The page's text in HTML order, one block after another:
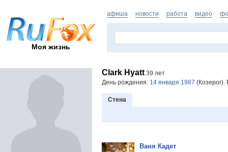
Моя жизнь
афиша новости работа видео
Clark Hyatt39 лет
День рождения: 14 января 1987 (Козерог).
Стена
Ваня Кадет